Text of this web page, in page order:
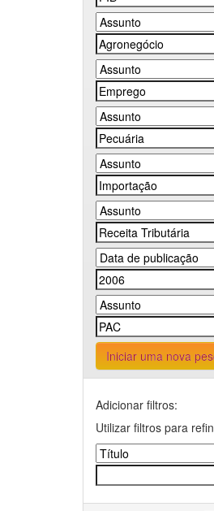
Iniciar uma nova
Adicionar filtros:
Utilizar filtros para